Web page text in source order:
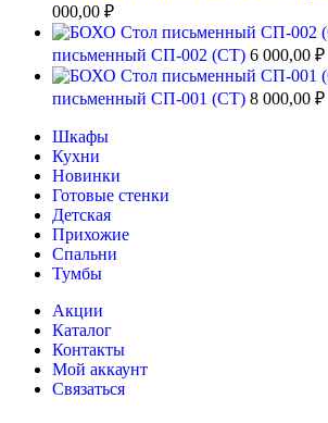
000,00 ₽
письменный СП-002 (СТ) 6 000,00 ₽
письменный СП-001 (СТ) 8 000,00 ₽
Шкафы
Кухни
Новинки
Готовые стенки
Детская
Прихожие
Спальни
Тумбы
Акции
Каталог
Контакты
Мой аккаунт
Связаться